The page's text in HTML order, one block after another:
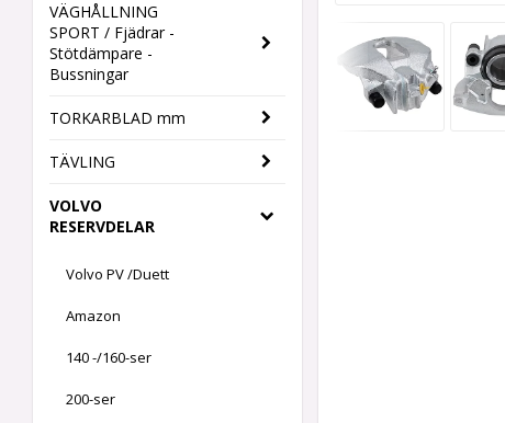
VÄGHÅLLNING
SPORT / Fjädrar -
Stötdämpare -
Bussningar
TORKARBLAD mm
TÄVLING
VOLVO
RESERVDELAR
Volvo PV /Duett
Amazon
140 -/160-ser
200-ser